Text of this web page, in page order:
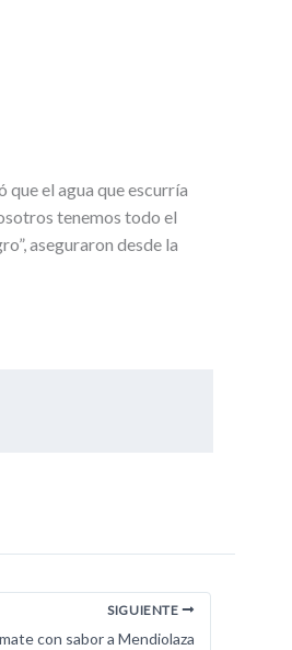
que el agua que escurría
tenemos todo el
aseguraron desde la
SIGUIENTE
con sabor a Mendiolaza